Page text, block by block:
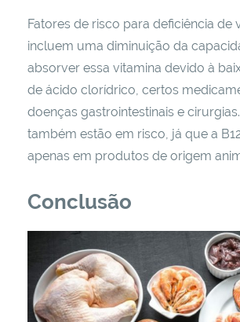
Fatores de risco para deficiência de
incluem uma diminuição da
absorver essa vitamina devido à
de ácido clorídrico, certos
doenças gastrointestinais e
também estão em risco, já que a
apenas em produtos de origem
Conclusão